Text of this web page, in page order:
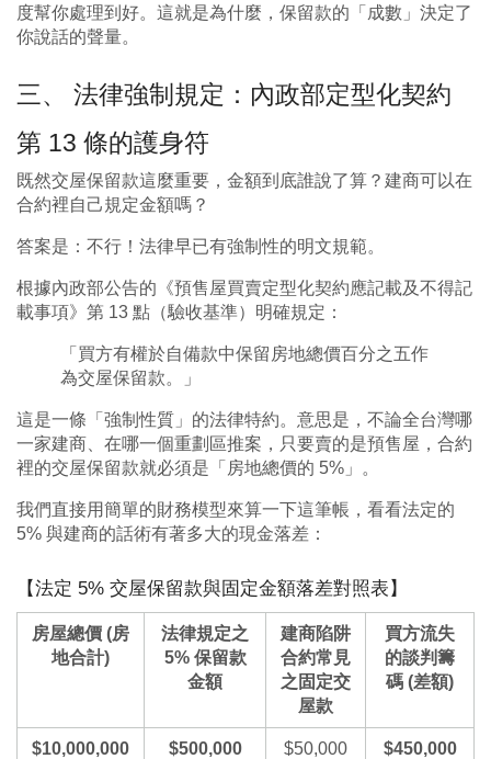
度幫你處理到好。這就是為什麼，保留款的「成數」決定了
你說話的聲量。
三、 法律強制規定：內政部定型化契約
第 13 條的護身符
既然交屋保留款這麼重要，金額到底誰說了算？建商可以在
合約裡自己規定金額嗎？
答案是：不行！法律早已有強制性的明文規範。
根據內政部公告的《預售屋買賣定型化契約應記載及不得記
載事項》第 13 點（驗收基準）明確規定：
「買方有權於自備款中保留房地總價百分之五作
為交屋保留款。」
這是一條「強制性質」的法律特約。意思是，不論全台灣哪
一家建商、在哪一個重劃區推案，只要賣的是預售屋，合約
裡的交屋保留款就必須是「房地總價的 5%」。
我們直接用簡單的財務模型來算一下這筆帳，看看法定的
5% 與建商的話術有著多大的現金落差：
【法定 5% 交屋保留款與固定金額落差對照表】
房屋總價 (房
地合計)
法律規定之
5% 保留款
金額
建商陷阱
合約常見
之固定交
屋款
買方流失
的談判籌
碼 (差額)
$10,000,000
$500,000
$50,000
$450,000